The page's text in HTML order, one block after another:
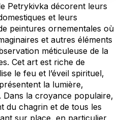
Petrykivka décorent leurs
et leurs
peintures ornementales où
et autres éléments
méticuleuse de la
Cet art est riche de
le feu et l’éveil spirituel,
la lumière,
Dans la croyance populaire,
du chagrin et de tous les
sur place, en particulier